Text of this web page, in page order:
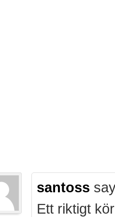
santoss
Ett riktigt